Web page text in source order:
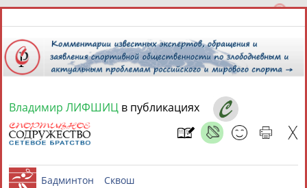
9 августа 2026 года,
СПОРТСМЕНЫ, ТРЕНЕРЫ И СПЕЦИАЛИСТЫ
Владимир ЛИФШИЦ в публикациях